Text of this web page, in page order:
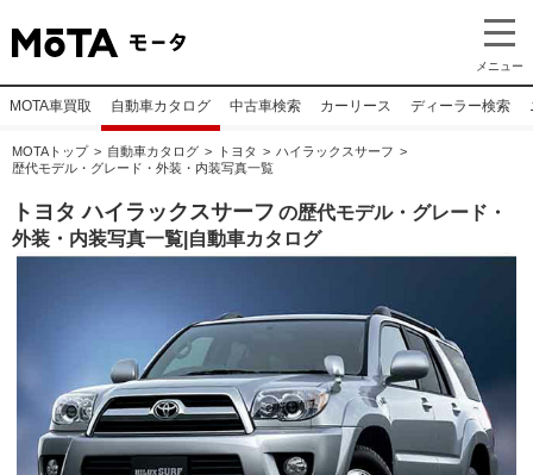
メニュー
MOTA車買取 自動車カタログ 中古車検索 カーリース ディーラー検索
MOTAトップ 自動車カタログ トヨタ
ハイラックスサーフ
歴代モデル・グレード・外装・内装写真一覧
トヨタ ハイラックスサーフ の歴代モデル・グレード・
外装・内装写真一覧|自動車カタログ